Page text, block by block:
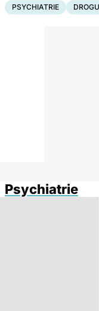
PSYCHIATRIE
Psychiatrie